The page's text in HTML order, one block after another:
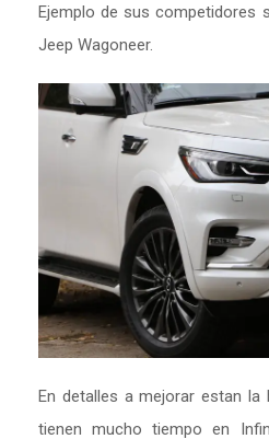
Ejemplo de sus competidores
Jeep Wagoneer.
En detalles a mejorar estan
tienen mucho tiempo en